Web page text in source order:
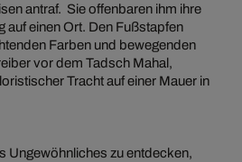
antraf. Sie offenbaren ihm ihre
auf einen Ort. Den Fußstapfen
Farben und bewegenden
vor dem Tadsch Mahal,
Tracht auf einer Mauer in
Ungewöhnliches zu entdecken,